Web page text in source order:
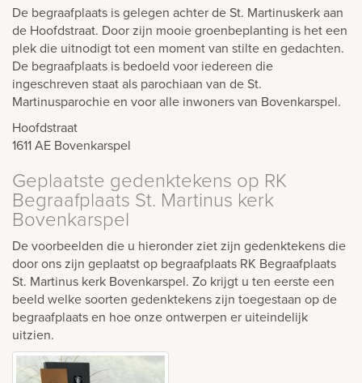
De begraafplaats is gelegen achter de St. Martinuskerk aan
de Hoofdstraat. Door zijn mooie groenbeplanting is het een
plek die uitnodigt tot een moment van stilte en gedachten.
De begraafplaats is bedoeld voor iedereen die
ingeschreven staat als parochiaan van de St.
Martinusparochie en voor alle inwoners van Bovenkarspel.
Hoofdstraat
1611 AE Bovenkarspel
Geplaatste gedenktekens op RK
Begraafplaats St. Martinus kerk
Bovenkarspel
De voorbeelden die u hieronder ziet zijn gedenktekens die
door ons zijn geplaatst op begraafplaats RK Begraafplaats
St. Martinus kerk Bovenkarspel. Zo krijgt u ten eerste een
beeld welke soorten gedenktekens zijn toegestaan op de
begraafplaats en hoe onze ontwerpen er uiteindelijk
uitzien.